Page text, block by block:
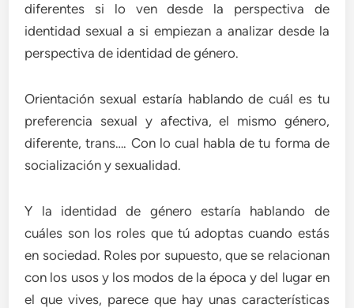
diferentes si lo ven desde la perspectiva de
identidad sexual a si empiezan a analizar desde la
perspectiva de identidad de género.
Orientación sexual estaría hablando de cuál es tu
preferencia sexual y afectiva, el mismo género,
diferente, trans…. Con lo cual habla de tu forma de
socialización y sexualidad.
Y la identidad de género estaría hablando de
cuáles son los roles que tú adoptas cuando estás
en sociedad. Roles por supuesto, que se relacionan
con los usos y los modos de la época y del lugar en
el que vives, parece que hay unas características